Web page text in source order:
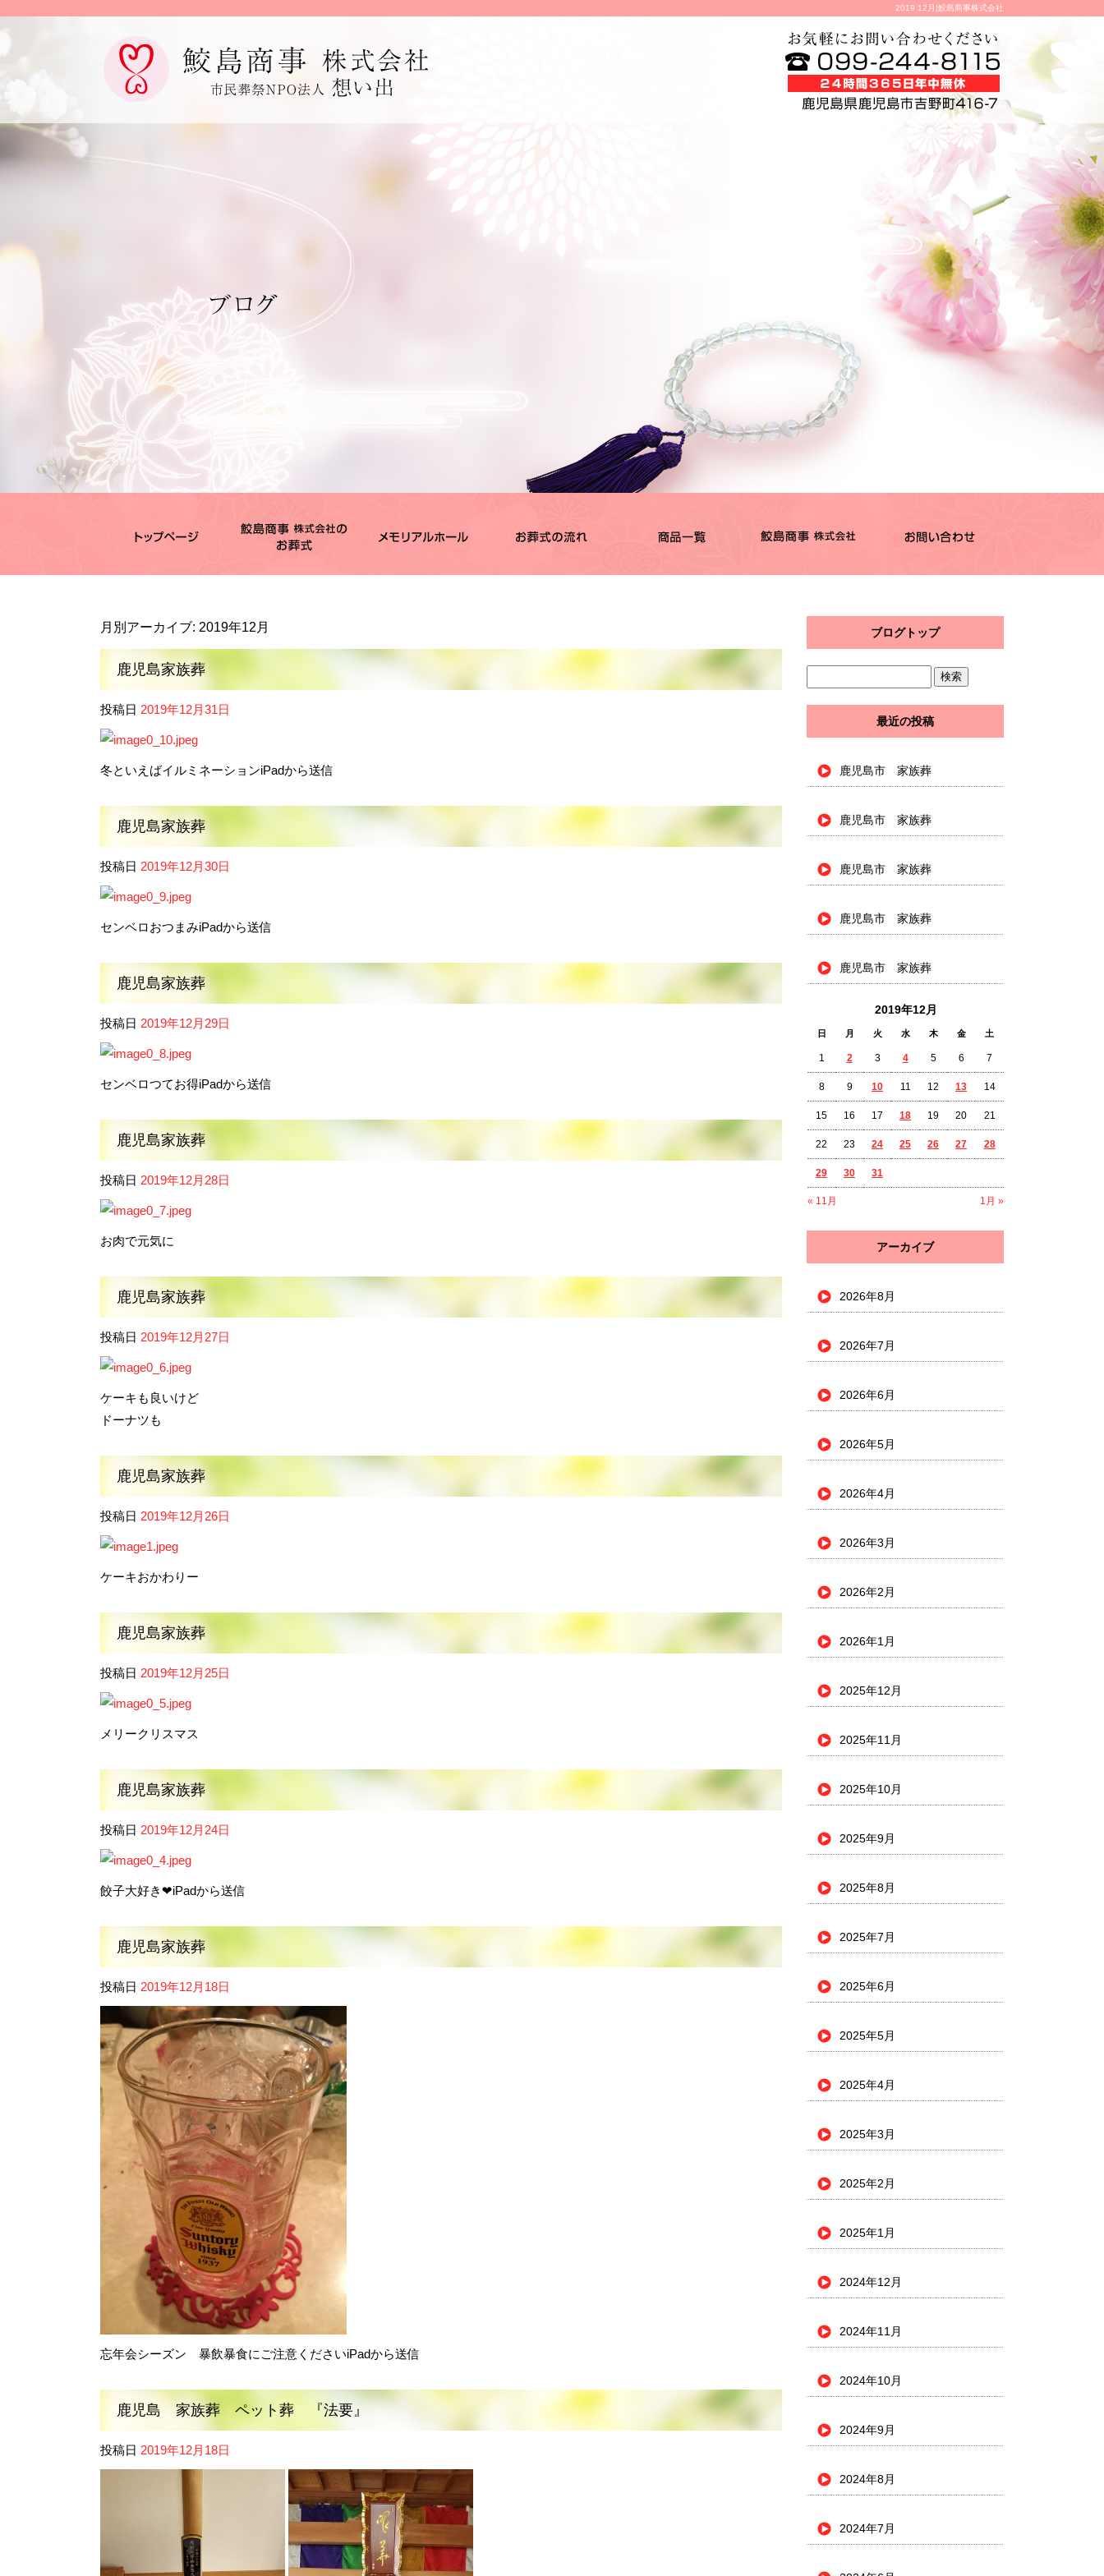
2019 12月|鮫島商事株式会社
月別アーカイブ: 2019年12月
鹿児島家族葬
投稿日 2019年12月31日
冬といえばイルミネーションiPadから送信
鹿児島家族葬
投稿日 2019年12月30日
センベロおつまみiPadから送信
鹿児島家族葬
投稿日 2019年12月29日
センベロつてお得iPadから送信
鹿児島家族葬
投稿日 2019年12月28日
お肉で元気に
鹿児島家族葬
投稿日 2019年12月27日
ケーキも良いけど
ドーナツも
鹿児島家族葬
投稿日 2019年12月26日
ケーキおかわりー
鹿児島家族葬
投稿日 2019年12月25日
メリークリスマス
鹿児島家族葬
投稿日 2019年12月24日
餃子大好き❤iPadから送信
鹿児島家族葬
投稿日 2019年12月18日
忘年会シーズン 暴飲暴食にご注意くださいiPadから送信
鹿児島 家族葬 ペット葬 『法要』
投稿日 2019年12月18日
ブログトップ
最近の投稿
鹿児島市 家族葬
鹿児島市 家族葬
鹿児島市 家族葬
鹿児島市 家族葬
鹿児島市 家族葬
2019年12月
日 月 火 水 木 金 土
« 11月 1月 »
1 2 3 4 5 6 7
8 9 10 11 12 13 14
15 16 17 18 19 20 21
22 23 24 25 26 27 28
29 30 31
アーカイブ
2026年8月
2026年7月
2026年6月
2026年5月
2026年4月
2026年3月
2026年2月
2026年1月
2025年12月
2025年11月
2025年10月
2025年9月
2025年8月
2025年7月
2025年6月
2025年5月
2025年4月
2025年3月
2025年2月
2025年1月
2024年12月
2024年11月
2024年10月
2024年9月
2024年8月
2024年7月